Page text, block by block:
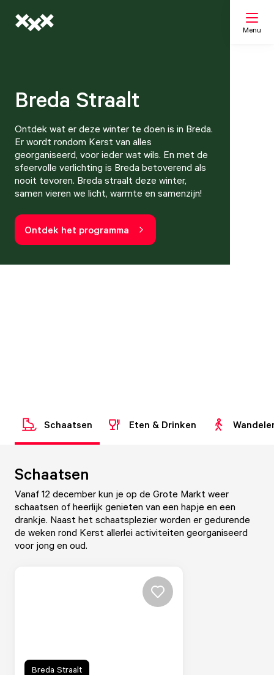
Menu
Breda Straalt
Ontdek wat er deze winter te doen is in Breda.
Er wordt rondom Kerst van alles
georganiseerd, voor ieder wat wils. En met de
sfeervolle verlichting is Breda betoverend als
nooit tevoren. Breda straalt deze winter,
samen vieren we licht, warmte en samenzijn!
Ontdek het programma
Schaatsen Eten & Drinken
Schaatsen
Vanaf 12 december kun je op de Grote Markt weer
schaatsen of heerlijk genieten van een hapje en een
drankje. Naast het schaatsplezier worden er gedurende
de weken rond Kerst allerlei activiteiten georganiseerd
voor jong en oud.
Breda Straalt